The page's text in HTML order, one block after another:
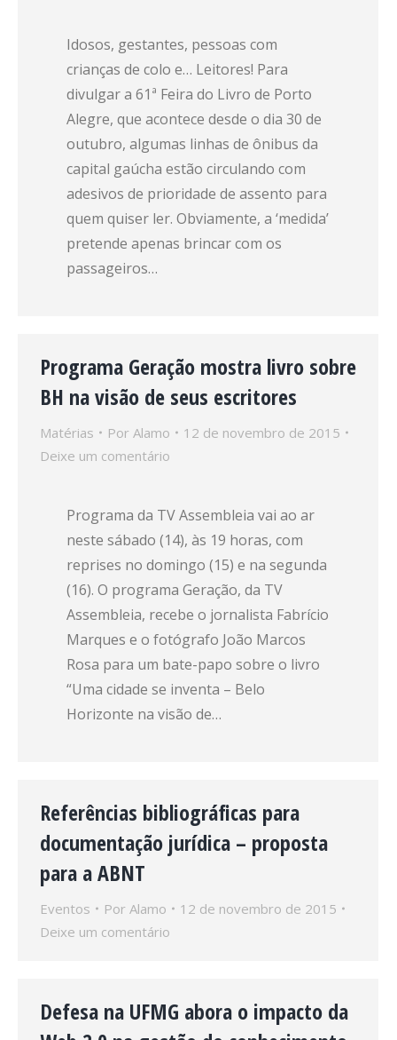
Idosos, gestantes, pessoas com
crianças de colo e… Leitores! Para
divulgar a 61ª Feira do Livro de Porto
Alegre, que acontece desde o dia 30 de
outubro, algumas linhas de ônibus da
capital gaúcha estão circulando com
adesivos de prioridade de assento para
quem quiser ler. Obviamente, a ‘medida’
pretende apenas brincar com os
passageiros…
Programa Geração mostra livro sobre
BH na visão de seus escritores
Matérias Por Alamo
12 de novembro de 2015
Deixe um comentário
Programa da TV Assembleia vai ao ar
neste sábado (14), às 19 horas, com
reprises no domingo (15) e na segunda
(16). O programa Geração, da TV
Assembleia, recebe o jornalista Fabrício
Marques e o fotógrafo João Marcos
Rosa para um bate-papo sobre o livro
“Uma cidade se inventa – Belo
Horizonte na visão de…
Referências bibliográficas para
documentação jurídica – proposta
para a ABNT
Eventos Por Alamo
12 de novembro de 2015
Deixe um comentário
Defesa na UFMG abora o impacto da